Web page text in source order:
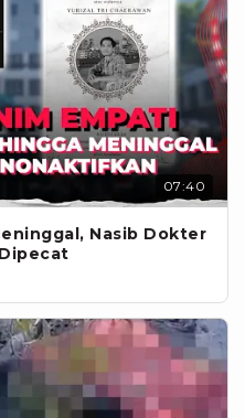
07:40
Nasib Dokter